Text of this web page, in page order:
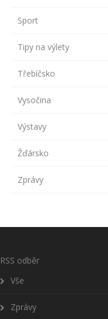
Sport
Tipy na výlety
Třebíčsko
Vysočina
Výstavy
Žďársko
Zprávy
RSS odběr
Vše
Zprávy